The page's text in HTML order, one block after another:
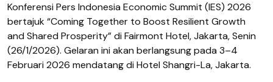
Konferensi Pers Indonesia Economic Summit (IES) 2026
bertajuk “Coming Together to Boost Resilient Growth
and Shared Prosperity” di Fairmont Hotel, Jakarta, Senin
(26/1/2026). Gelaran ini akan berlangsung pada 3–4
Februari 2026 mendatang di Hotel Shangri-La, Jakarta.